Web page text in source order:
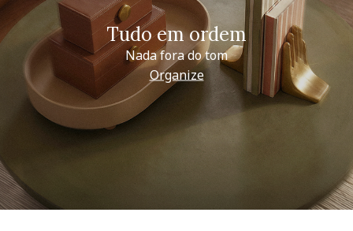
Tudo em ordem
Nada fora do tom
Organize